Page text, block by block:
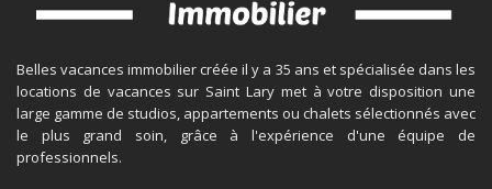
Belles vacances immobilier créée il y a 35 ans et spécialisée dans les
locations de vacances sur Saint Lary met à votre disposition une
large gamme de studios, appartements ou chalets sélectionnés avec
le plus grand soin, grâce à l'expérience d'une équipe de
professionnels.